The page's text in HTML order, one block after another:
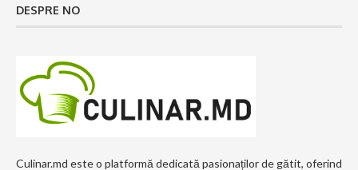
DESPRE NO
Culinar.md este o platformă dedicată pasionaților de gătit, oferind